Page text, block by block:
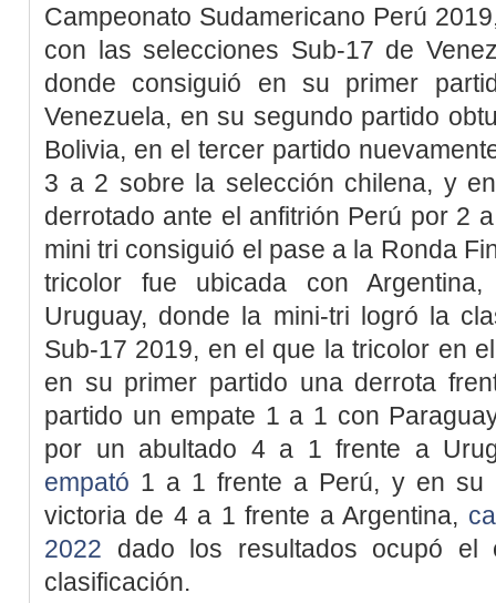
Campeonato Sudamericano Perú
con las selecciones Sub-17 de
donde consiguió en su primer
Venezuela, en su segundo partido
Bolivia, en el tercer partido
3 a 2 sobre la selección chilena, y
derrotado ante el anfitrión Perú por 2
mini tri consiguió el pase a la Ronda
tricolor fue ubicada con
Uruguay, donde la mini-tri logró la
Sub-17 2019, en el que la tricolor en
en su primer partido una derrota
partido un empate 1 a 1 con
por un abultado 4 a 1 frente a
empató 1 a 1 frente a Perú, y en su
victoria de 4 a 1 frente a Argentina,
2022 dado los resultados ocupó el
clasificación.